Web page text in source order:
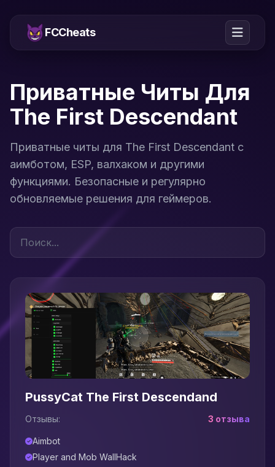
FCCheats
Приватные Читы Для
The First Descendant
Приватные читы для The First Descendant с
аимботом, ESP, валхаком и другими
функциями. Безопасные и регулярно
обновляемые решения для геймеров.
PussyCat The First Descendand
Отзывы: 3 отзыва
Aimbot
Player and Mob WallHack